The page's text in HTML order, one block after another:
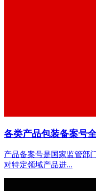
各类产品包装备案号
产品备案号是国家监管部
对特定领域产品进...